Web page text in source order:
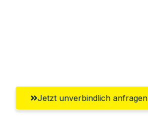
Jetzt unverbindlich anfragen